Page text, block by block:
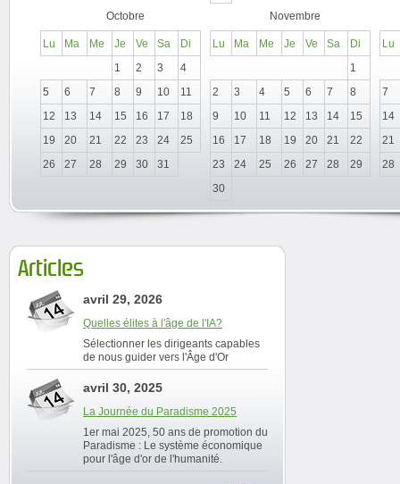
Octobre
Lu Ma Me Je Ve Sa
Di
1
2 3
4
5
6 7 8 9 10
11
12
13 14 15 16 17
18
19
20 21 22 23 24
25
26
27 28 29 30 31
Novembre
Lu Ma Me Je Ve Sa
Di
1
2
3 4 5 6 7
8
9
10 11 12 13 14
15
16
17 18 19 20 21
22
23
24 25 26 27 28
29
30
Lu
7
14
21
28
Articles
avril 29, 2026
Quelles élites à l'âge de l'IA?
Sélectionner les dirigeants capables
de nous guider vers l'Âge d'Or
avril 30, 2025
La Journée du Paradisme 2025
1er mai 2025, 50 ans de promotion du
Paradisme : Le système économique
pour l'âge d'or de l'humanité.